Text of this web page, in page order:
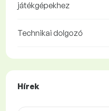
játékgépekhez
Technikai dolgozó
Hírek